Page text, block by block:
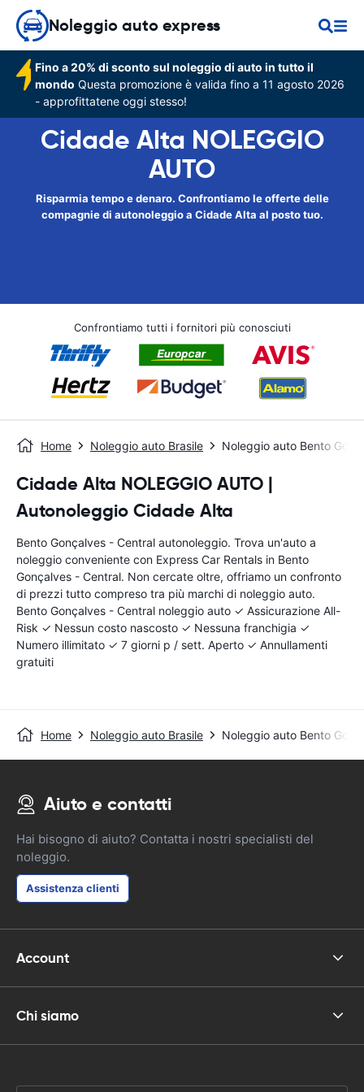
Noleggio auto express
Fino a 20% di sconto sul noleggio di auto in tutto il
mondo Questa promozione è valida fino a 11 agosto 2026
- approfittatene oggi stesso!
Cidade Alta NOLEGGIO
AUTO
Risparmia tempo e denaro. Confrontiamo le offerte delle
compagnie di autonoleggio a Cidade Alta al posto tuo.
Confrontiamo tutti i fornitori più conosciuti
Home Noleggio auto Brasile Noleggio auto Bento
Cidade Alta NOLEGGIO AUTO |
Autonoleggio Cidade Alta
Bento Gonçalves - Central autonoleggio. Trova un'auto a
noleggio conveniente con Express Car Rentals in Bento
Gonçalves - Central. Non cercate oltre, offriamo un confronto
di prezzi tutto compreso tra più marchi di noleggio auto.
Bento Gonçalves - Central noleggio auto ✓ Assicurazione All-
Risk ✓ Nessun costo nascosto ✓ Nessuna franchigia ✓
Numero illimitato ✓ 7 giorni p / sett. Aperto ✓ Annullamenti
gratuiti
Home Noleggio auto Brasile Noleggio auto Bento
Aiuto e contatti
Hai bisogno di aiuto? Contatta i nostri specialisti del
noleggio.
Assistenza clienti
Account
Chi siamo